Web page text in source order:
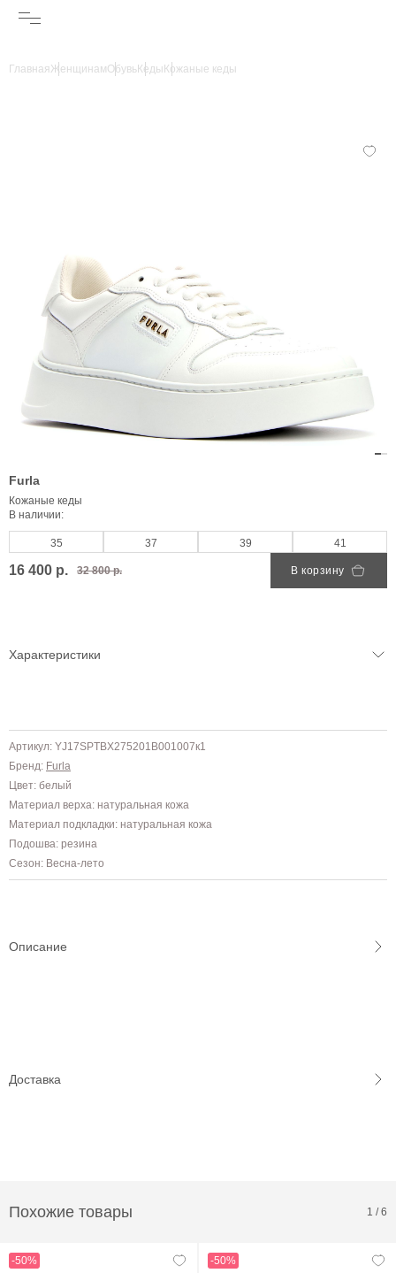
ГлавнаяЖенщинамОбувьКеды Кожаные кеды
Furla
Кожаные кеды
В наличии:
35 37 39 41
16 400 р. 32 800 р. В корзину
Характеристики
Артикул: YJ17SPTBX275201B001007к1
Бренд: Furla
Цвет: белый
Материал верха: натуральная кожа
Материал подкладки: натуральная кожа
Подошва: резина
Сезон: Весна-лето
Описание
Доставка
Похожие товары 1 /6
-50% -50%